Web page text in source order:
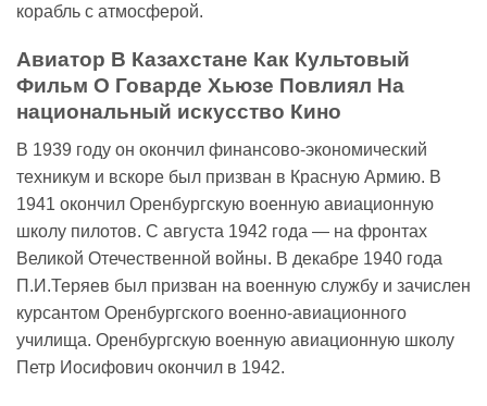
корабль с атмосферой.
Авиатор В Казахстане Как Культовый
Фильм О Говарде Хьюзе Повлиял На
национальный искусство Кино
В 1939 году он окончил финансово-экономический
техникум и вскоре был призван в Красную Армию. В
1941 окончил Оренбургскую военную авиационную
школу пилотов. С августа 1942 года — на фронтах
Великой Отечественной войны. В декабре 1940 года
П.И.Теряев был призван на военную службу и зачислен
курсантом Оренбургского военно-авиационного
училища. Оренбургскую военную авиационную школу
Петр Иосифович окончил в 1942.